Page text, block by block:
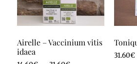
Airelle – Vaccinium vitis
idaea
31.60€